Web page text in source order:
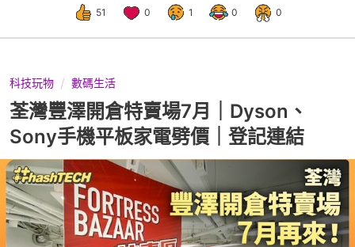
51 0 1 0 0
科技玩物 數碼生活
荃灣豐澤開倉特賣場7月｜Dyson、
Sony手機平板家電劈價｜登記連結